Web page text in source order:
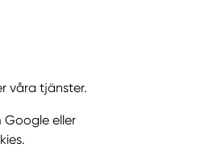
våra tjänster.
Google eller